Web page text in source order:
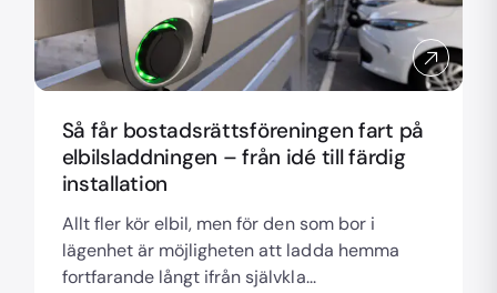
Så får bostadsrättsföreningen fart på
elbilsladdningen – från idé till färdig
installation
Allt fler kör elbil, men för den som bor i
lägenhet är möjligheten att ladda hemma
fortfarande långt ifrån självkla...